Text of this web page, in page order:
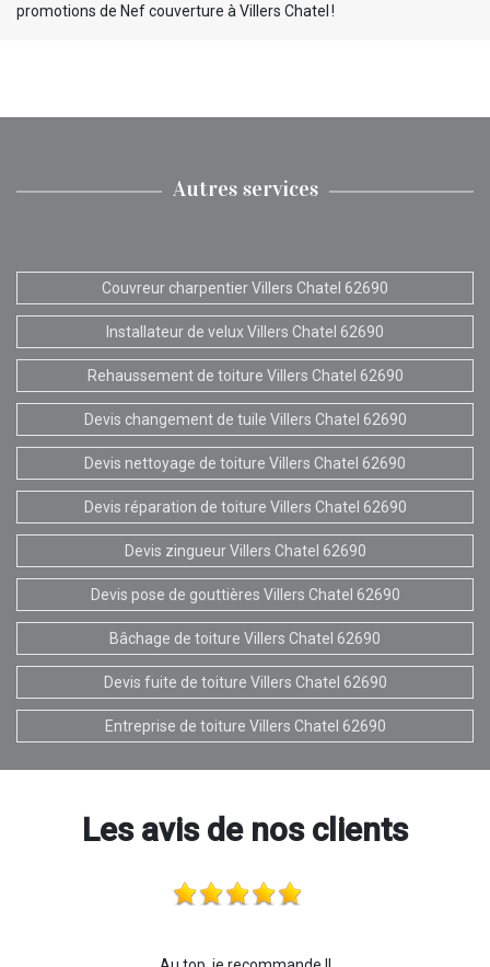
promotions de Nef couverture à Villers Chatel !
Autres services
Couvreur charpentier Villers Chatel 62690
Installateur de velux Villers Chatel 62690
Rehaussement de toiture Villers Chatel 62690
Devis changement de tuile Villers Chatel 62690
Devis nettoyage de toiture Villers Chatel 62690
Devis réparation de toiture Villers Chatel 62690
Devis zingueur Villers Chatel 62690
Devis pose de gouttières Villers Chatel 62690
Bâchage de toiture Villers Chatel 62690
Devis fuite de toiture Villers Chatel 62690
Entreprise de toiture Villers Chatel 62690
Les avis de nos clients